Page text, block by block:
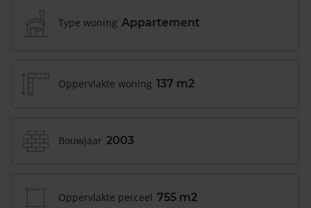
Type woning Appartement
Oppervlakte woning 137 m2
Bouwjaar 2003
Oppervlakte perceel 755 m2